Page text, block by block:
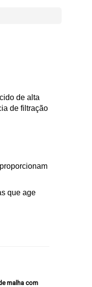
de alta
de filtração
que age
malha com